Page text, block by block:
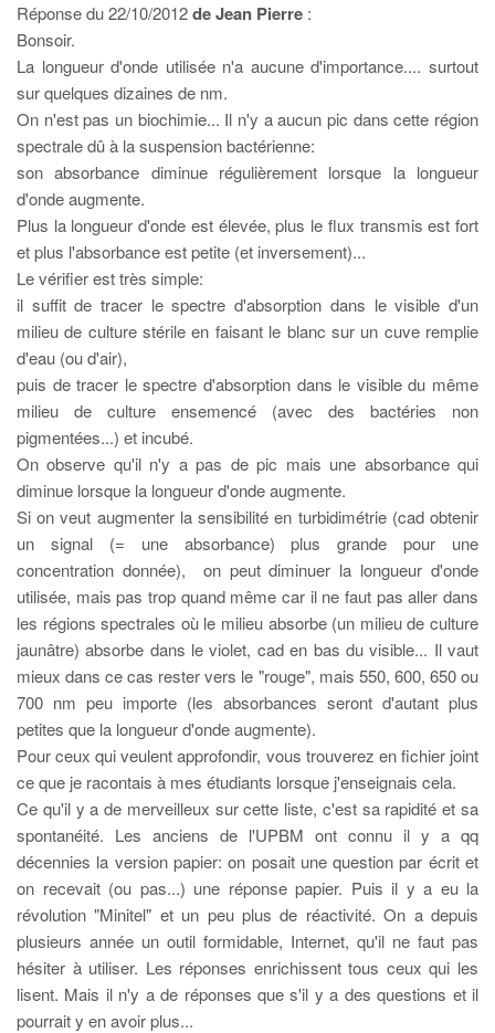
Réponse du 22/10/2012de Jean Pierre :
Bonsoir.
La longueur d'onde utilisée n'a aucune d'importance.... surtout
sur quelques dizaines de nm.
On n'est pas un biochimie... Il n'y a aucun pic dans cette région
spectrale dû à la suspension bactérienne:
son absorbance diminue régulièrement lorsque la longueur
d'onde augmente.
Plus la longueur d'onde est élevée, plus le flux transmis est fort
et plus l'absorbance est petite (et inversement)...
Le vérifier est très simple:
il suffit de tracer le spectre d'absorption dans le visible d'un
milieu de culture stérile en faisant le blanc sur un cuve remplie
d'eau (ou d'air),
puis de tracer le spectre d'absorption dans le visible du même
milieu de culture ensemencé (avec des bactéries non
pigmentées...) et incubé.
On observe qu'il n'y a pas de pic mais une absorbance qui
diminue lorsque la longueur d'onde augmente.
Si on veut augmenter la sensibilité en turbidimétrie (cad obtenir
un signal (= une absorbance) plus grande pour une
concentration donnée), on peut diminuer la longueur d'onde
utilisée, mais pas trop quand même car il ne faut pas aller dans
les régions spectrales où le milieu absorbe (un milieu de culture
jaunâtre) absorbe dans le violet, cad en bas du visible... Il vaut
mieux dans ce cas rester vers le "rouge", mais 550, 600, 650 ou
700 nm peu importe (les absorbances seront d'autant plus
petites que la longueur d'onde augmente).
Pour ceux qui veulent approfondir, vous trouverez en fichier joint
ce que je racontais à mes étudiants lorsque j'enseignais cela.
Ce qu'il y a de merveilleux sur cette liste, c'est sa rapidité et sa
spontanéité. Les anciens de l'UPBM ont connu il y a qq
décennies la version papier: on posait une question par écrit et
on recevait (ou pas...) une réponse papier. Puis il y a eu la
révolution "Minitel" et un peu plus de réactivité. On a depuis
plusieurs année un outil formidable, Internet, qu'il ne faut pas
hésiter à utiliser. Les réponses enrichissent tous ceux qui les
lisent. Mais il n'y a de réponses que s'il y a des questions et il
pourrait y en avoir plus...